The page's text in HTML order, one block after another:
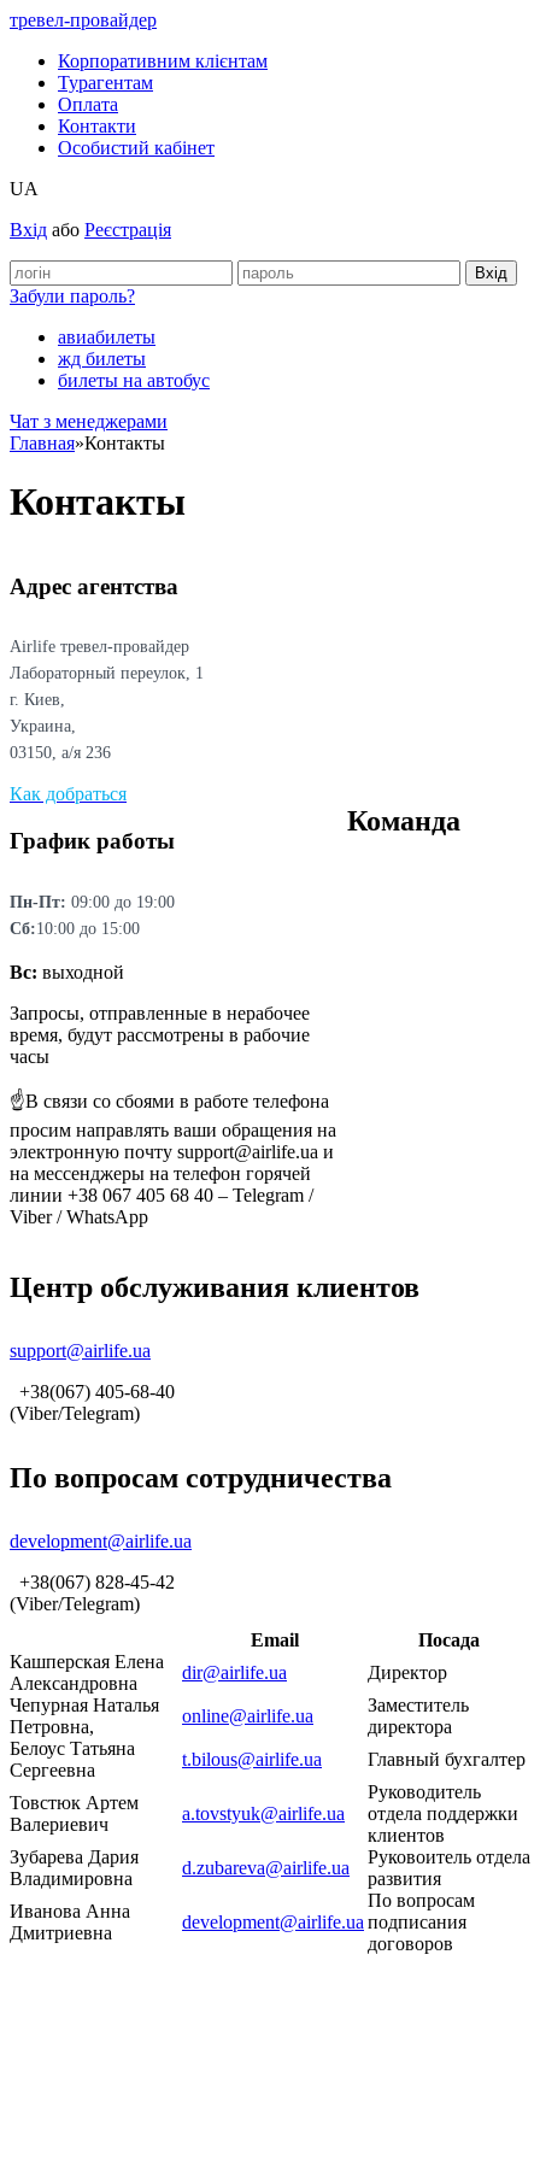
тревел-провайдер
Корпоративним клієнтам
Турагентам
Оплата
Контакти
Особистий кабінет
UA
Вхід або Реєстрація
Забули пароль?
авиабилеты
жд билеты
билеты на автобус
Чат з менеджерами
Главная»Контакты
Контакты
Адрес агентства
Airlife тревел-провайдер
Лабораторный переулок, 1
г. Киев,
Украина,
03150, а/я 236
Как добраться
График работы
Пн-Пт: 09:00 до 19:00
Сб:10:00 до 15:00
Вс: выходной
Запросы, отправленные в нерабочее
время, будут рассмотрены в рабочие
часы
☝️В связи со сбоями в работе телефона
просим направлять ваши обращения на
электронную почту support@airlife.ua и
на мессенджеры на телефон горячей
линии +38 067 405 68 40 – Telegram /
Viber / WhatsApp
Центр обслуживания клиентов
support@airlife.ua
+38(067) 405-68-40
(Viber/Telegram)
По вопросам сотрудничества
development@airlife.ua
+38(067) 828-45-42
(Viber/Telegram)
Команда
Email
Посада
Кашперская Елена
Александровна
dir@airlife.ua
Директор
Чепурная Наталья
Петровна,
online@airlife.ua
Заместитель
директора
Белоус Татьяна
Сергеевна
t.bilous@airlife.ua Главный бухгалтер
Товстюк Артем
Валериевич
a.tovstyuk@airlife.ua
Руководитель
отдела поддержки
клиентов
Зубарева Дария
Владимировна
d.zubareva@airlife.ua
Руковоитель отдела
развития
Иванова Анна
Дмитриевна
development@airlife.ua
По вопросам
подписания
договоров